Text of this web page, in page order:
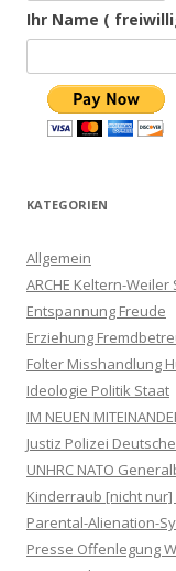
Ihr Name (
KATEGORIEN
Allgemein
ARCHE Keltern-
Entspannung Freude
Erziehung
Folter Misshandlung
Ideologie Politik Staat
IM NEUEN
Justiz Polizei
UNHRC NATO
Kinderraub [nicht nur]
Parental-Alienation-
Presse Offenlegung